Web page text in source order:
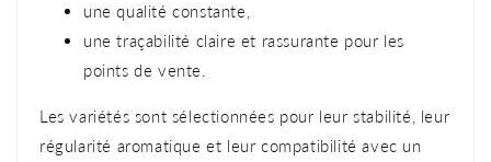
une qualité constante,
une traçabilité claire et rassurante pour les
points de vente.
Les variétés sont sélectionnées pour leur stabilité, leur
régularité aromatique et leur compatibilité avec un